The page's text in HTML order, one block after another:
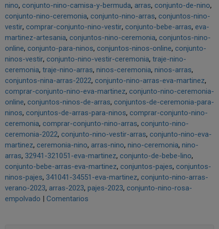
nino conjunto-nino-camisa-y-bermuda arras conjunto-de-nino
conjunto-nino-ceremonia conjunto-nino-arras conjuntos-nino-
vestir comprar-conjunto-nino-vestir conjunto-bebe-arras eva-
martinez-artesania conjuntos-nino-ceremonia conjuntos-nino-
online conjunto-para-ninos conjuntos-ninos-online conjunto-
ninos-vestir conjunto-nino-vestir-ceremonia traje-nino-
ceremonia traje-nino-arras ninos-ceremonia ninos-arras
conjuntos-nina-arras-2022 conjunto-nino-arras-eva-martinez
comprar-conjunto-nino-eva-martinez conjunto-nino-ceremonia-
online conjuntos-ninos-de-arras conjuntos-de-ceremonia-para-
ninos conjuntos-de-arras-para-ninos comprar-conjunto-nino-
ceremonia comprar-conjunto-nino-arras conjunto-nino-
ceremonia-2022 conjunto-nino-vestir-arras conjunto-nino-eva-
martinez ceremonia-nino arras-nino nino-ceremonia nino-
arras 32941-321051-eva-martinez conjunto-de-bebe-lino
conjunto-bebe-arras-eva-martinez conjuntos-pajes conjuntos-
ninos-pajes 341041-34551-eva-martinez conjunto-nino-arras-
verano-2023 arras-2023 pajes-2023 conjunto-nino-rosa-
empolvado | Comentarios